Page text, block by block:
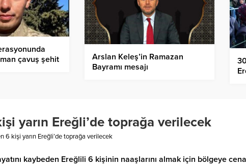
çavuş şehit
Arslan Keleş’in Ramazan
Bayramı mesajı
yarın Ereğli’de toprağa verilecek
6 kişi yarın Ereğli’de toprağa verilecek
kaybeden Ereğlili 6 kişinin naaşlarını almak için bölgeye